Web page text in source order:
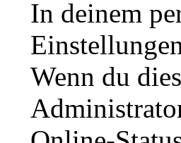
In deinem
Wenn du